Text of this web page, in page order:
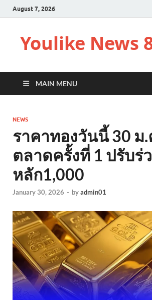
August 7, 2026
Youlike News
MAIN MENU
NEWS
ราคาทองวันนี้ 30 ม.
ตลาดครั้งที่ 1 ปรับร่
หลัก1,000
January 30, 2026 - byadmin01